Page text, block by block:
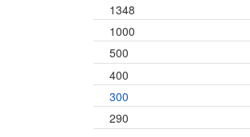
1348
1000
500
400
300
290